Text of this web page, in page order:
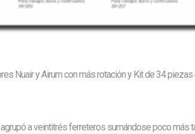
Nuair y Airum con más rotación y Kit de 34
a veintitrés ferreteros sumándose poco más